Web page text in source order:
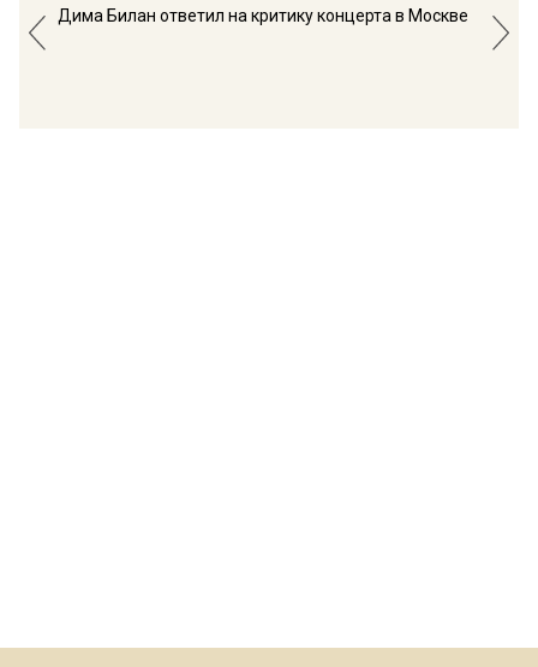
Дима Билан ответил на критику концерта в Москве